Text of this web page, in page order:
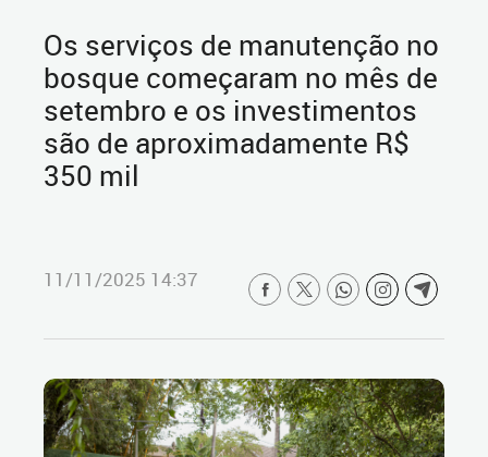
Os serviços de manutenção no
bosque começaram no mês de
setembro e os investimentos
são de aproximadamente R$
350 mil
11/11/2025 14:37